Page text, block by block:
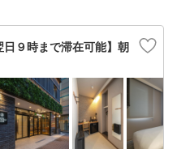
日９時まで滞在可能】朝